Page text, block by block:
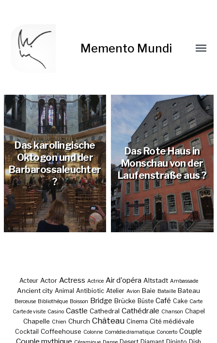
Memento Mundi
Das karolingische
Oktogon und der
Barbarossaleuchter
?
Das Rote Haus in
Monschau von der
Laufenstraße aus ?
Acteur Actor Actress Actrice Air d'opéra Altstadt Ambassade
Ancient city Animal Antibiotic Atelier Avion Baie Bataille Bateau
Berceuse Bibliothèque Boisson Bridge Brücke Büste Café Cake Carte
Carte de visite Casino Castle Cathedral Cathédrale Chanson Chapel
Chapelle Chien Church Château Cinema Cité médiévale
Cocktail Coffeehouse Colonne Comédie dramatique Concerto Couple